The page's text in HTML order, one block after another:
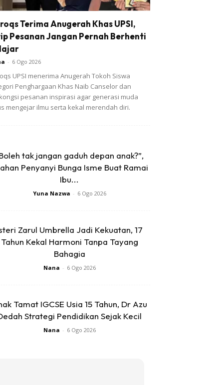
Terima Anugerah Khas UPSI,
Pesanan Jangan Pernah Berhenti
- 6 Ogo 2026
UPSI menerima Anugerah Tokoh Siswa
Penghargaan Khas Naib Canselor dan
pesanan inspirasi agar generasi muda
mengejar ilmu serta kekal merendah diri.
tak jangan gaduh depan anak?”,
Penyanyi Bunga Isme Buat Ramai
Ibu...
Yuna Nazwa - 6 Ogo 2026
Zarul Umbrella Jadi Kekuatan, 17
Tahun Kekal Harmoni Tanpa Tayang
Bahagia
Nana - 6 Ogo 2026
Tamat IGCSE Usia 15 Tahun, Dr Azu
Strategi Pendidikan Sejak Kecil
Nana - 6 Ogo 2026